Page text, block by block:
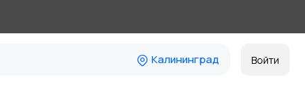
Калининград Войти